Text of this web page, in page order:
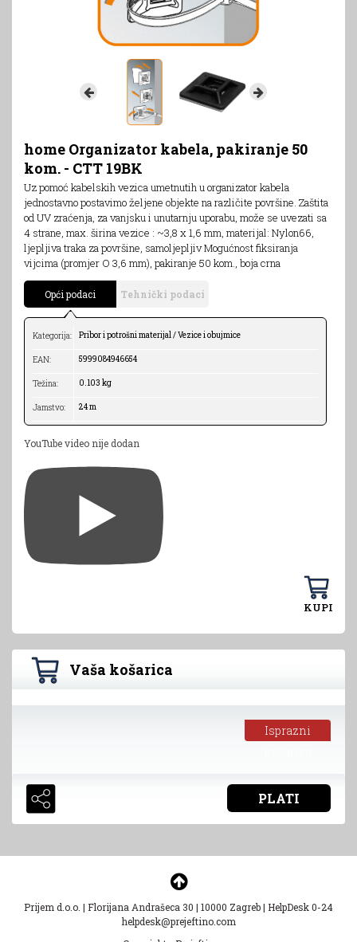
home Organizator kabela, pakiranje 50
kom. - CTT 19BK
Uz pomoć kabelskih vezica umetnutih u organizator kabela
jednostavno postavimo željene objekte na različite površine. Zaštita
od UV zraćenja, za vanjsku i unutarnju uporabu, može se uvezati sa
4 strane, max. širina vezice : ~3,8 x 1,6 mm, materijal: Nylon66,
ljepljiva traka za površine, samoljepljiv Mogućnost fiksiranja
vijcima (promjer O 3,6 mm), pakiranje 50 kom., boja crna
Opći podaci Tehnički podaci
Kategorija: Pribor i potrošni materijal / Vezice i obujmice
EAN: 5999084946654
Težina: 0.103 kg
Jamstvo: 24 m
YouTube video nije dodan
KUPI
Vaša košarica
Isprazni
PLATI
Prijem d.o.o. | Florijana Andrašeca 30 | 10000 Zagreb| HelpDesk 0-24
helpdesk@prejeftino.com